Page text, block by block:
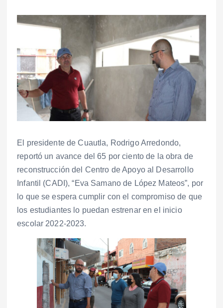
El presidente de Cuautla, Rodrigo Arredondo,
reportó un avance del 65 por ciento de la obra de
reconstrucción del Centro de Apoyo al Desarrollo
Infantil (CADI), “Eva Samano de López Mateos”, por
lo que se espera cumplir con el compromiso de que
los estudiantes lo puedan estrenar en el inicio
escolar 2022-2023.